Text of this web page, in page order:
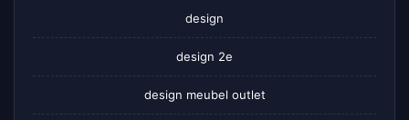
design
design 2e
design meubel outlet